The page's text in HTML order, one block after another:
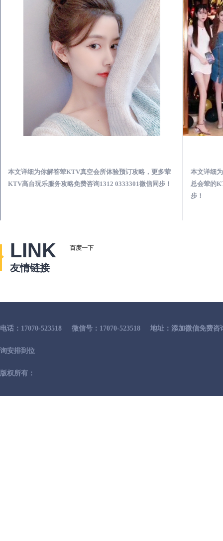
本文详细为你解答荤KTV真空会所体验预订攻略，更多荤
KTV高台玩乐服务攻略免费咨询1312 0333301微信同步！
本文详细
总会荤的
步！
LINK
友情链接
百度一下
电话：17070-523518 微信号：17070-523518 地址：添加微信免费
询安排到位
版权所有：